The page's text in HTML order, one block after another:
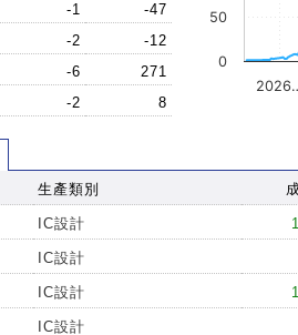
-1
-47
-2
-12
-6
271
-2 8
0
50
生產類別
IC設計
IC設計
IC設計
IC設計